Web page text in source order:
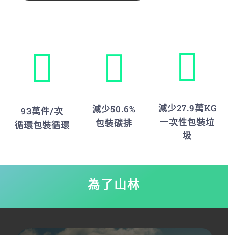
93萬件/次
循環包裝循環
減少27.9萬KG
一次性包裝垃
圾
減少50.6%
包裝碳排
為了山林